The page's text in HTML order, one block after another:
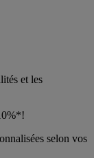
et les
selon vos